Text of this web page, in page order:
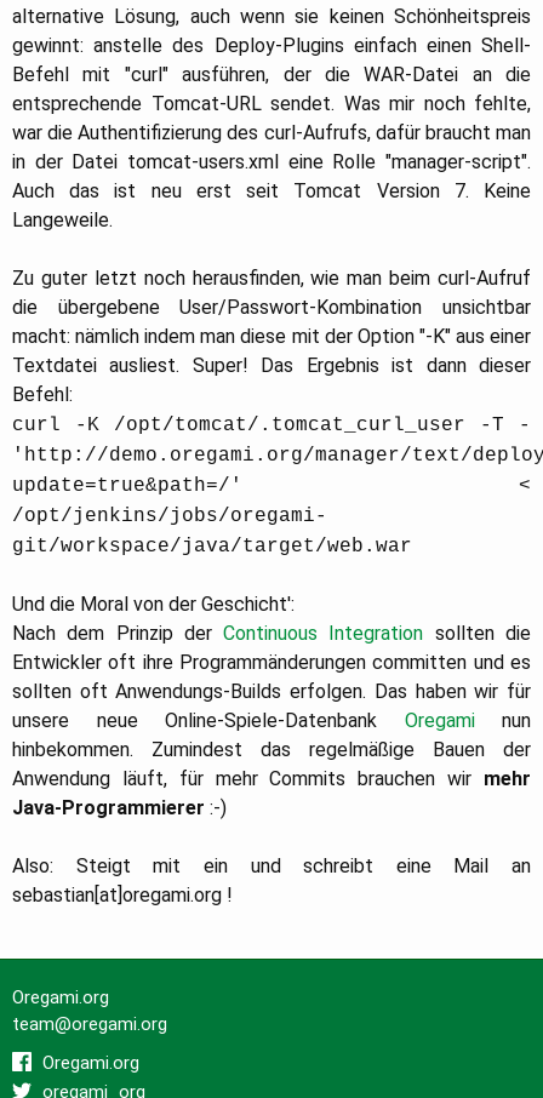
alternative Lösung, auch wenn sie keinen Schönheitspreis
gewinnt: anstelle des Deploy-Plugins einfach einen Shell-
Befehl mit "curl" ausführen, der die WAR-Datei an die
entsprechende Tomcat-URL sendet. Was mir noch fehlte,
war die Authentifizierung des curl-Aufrufs, dafür braucht man
in der Datei tomcat-users.xml eine Rolle "manager-script".
Auch das ist neu erst seit Tomcat Version 7. Keine
Langeweile.
Zu guter letzt noch herausfinden, wie man beim curl-Aufruf
die übergebene User/Passwort-Kombination unsichtbar
macht: nämlich indem man diese mit der Option "-K" aus einer
Textdatei ausliest. Super! Das Ergebnis ist dann dieser
Befehl:
curl -K /opt/tomcat/.tomcat_curl_user -T -
'http://demo.oregami.org/manager/text/
update=true&path=/' <
/opt/jenkins/jobs/oregami-
git/workspace/java/target/web.war
Und die Moral von der Geschicht':
Nach dem Prinzip derContinuous Integration sollten die
Entwickler oft ihre Programmänderungen committen und es
sollten oft Anwendungs-Builds erfolgen. Das haben wir für
unsere neue Online-Spiele-Datenbank Oregaminun
hinbekommen. Zumindest das regelmäßige Bauen der
Anwendung läuft, für mehr Commits brauchen wir mehr
Java-Programmierer :-)
Also: Steigt mit ein und schreibt eine Mail an
sebastian[at]oregami.org !
Oregami.org
team@oregami.org
Oregami.org
oregami_org